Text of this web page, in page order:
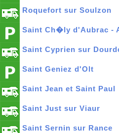
Roquefort sur Soulzon
Saint Ch�ly d'Aubrac -
Saint Cyprien sur
Saint Geniez d'Olt
Saint Jean et Saint Paul
Saint Just sur Viaur
Saint Sernin sur Rance